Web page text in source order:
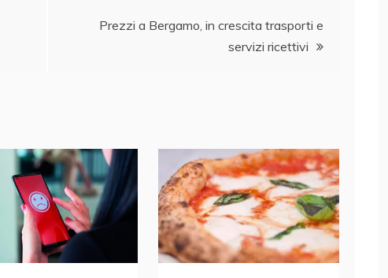
Prezzi a Bergamo, in crescita trasporti e
servizi ricettivi